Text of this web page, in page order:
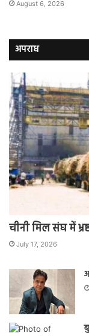
August 6, 2026
अपराध
चीनी मिल संघ में
July 17, 2026